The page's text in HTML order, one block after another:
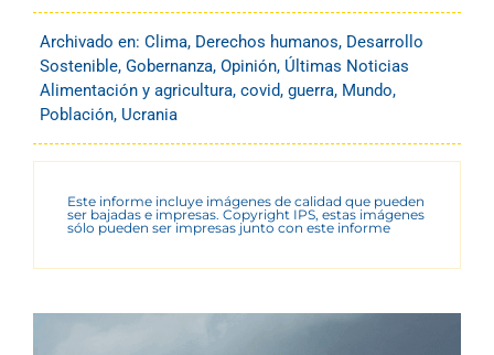
Archivado en: Clima, Derechos humanos, Desarrollo
Sostenible, Gobernanza, Opinión, Últimas Noticias
Alimentación y agricultura, covid, guerra, Mundo,
Población, Ucrania
Este informe incluye imágenes de calidad que pueden
ser bajadas e impresas. Copyright IPS, estas imágenes
sólo pueden ser impresas junto con este informe